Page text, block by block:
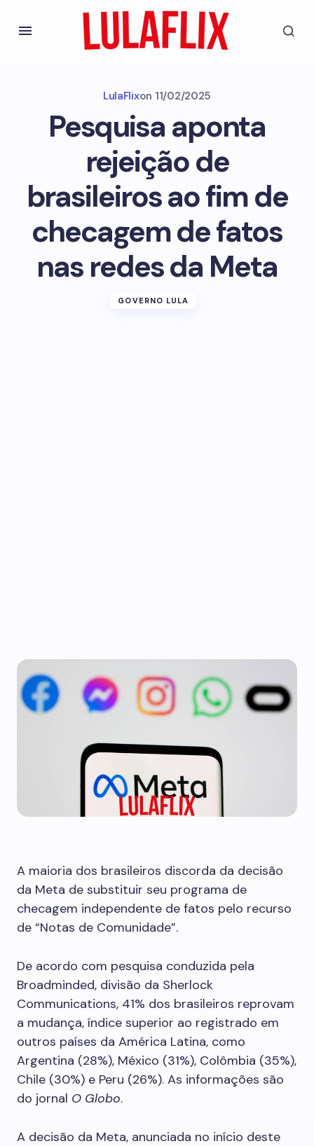
LulaFlixon 11/02/2025
Pesquisa aponta
rejeição de
brasileiros ao fim de
checagem de fatos
nas redes da Meta
GOVERNO LULA
A maioria dos brasileiros discorda da decisão
da Meta de substituir seu programa de
checagem independente de fatos pelo recurso
de “Notas de Comunidade”.
De acordo com pesquisa conduzida pela
Broadminded, divisão da Sherlock
Communications, 41% dos brasileiros reprovam
a mudança, índice superior ao registrado em
outros países da América Latina, como
Argentina (28%), México (31%), Colômbia (35%),
Chile (30%) e Peru (26%). As informações são
do jornal O Globo.
A decisão da Meta, anunciada no início deste